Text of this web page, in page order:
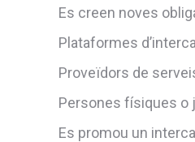
Es creen noves
Plataformes
Proveïdors de
Persones físiques o
Es promou un